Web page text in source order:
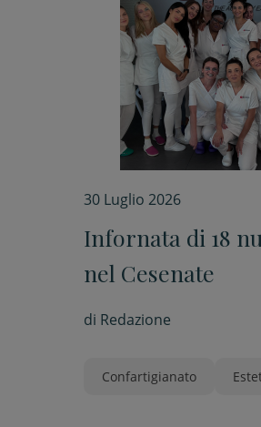
30 Luglio 2026
Infornata di 18
nel Cesenate
di Redazione
Confartigianato